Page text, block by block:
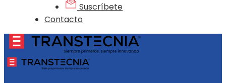
Suscríbete
Contacto